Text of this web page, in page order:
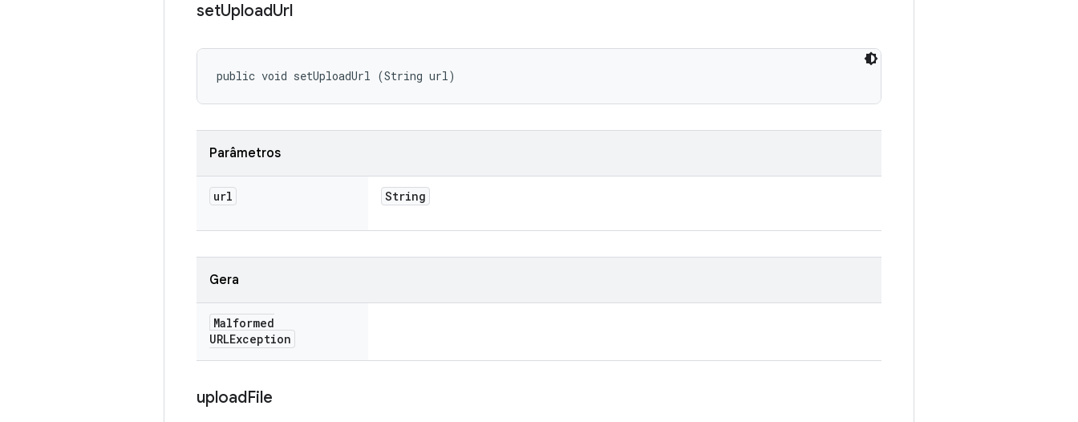
setUploadUrl
public void setUploadUrl (String url)
Parâmetros
url String
Gera
Malformed
URLException
uploadFile